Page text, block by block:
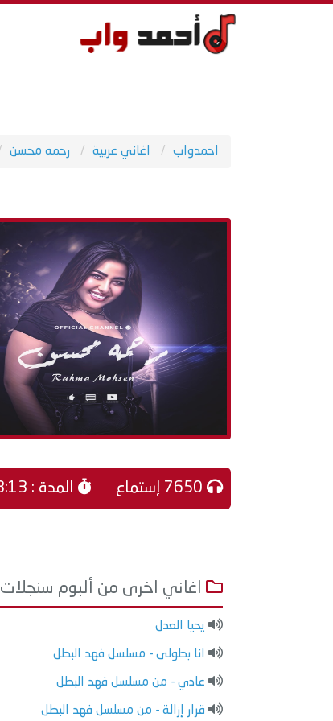
احمدواب اغاني عربية رحمه محسن
المدة : 03:13
اغاني اخرى من ألبوم سنجلات
يحيا العدل
انا بطولى - مسلسل فهد البطل
عادي - من مسلسل فهد البطل
قرار إزالة - من مسلسل فهد البطل